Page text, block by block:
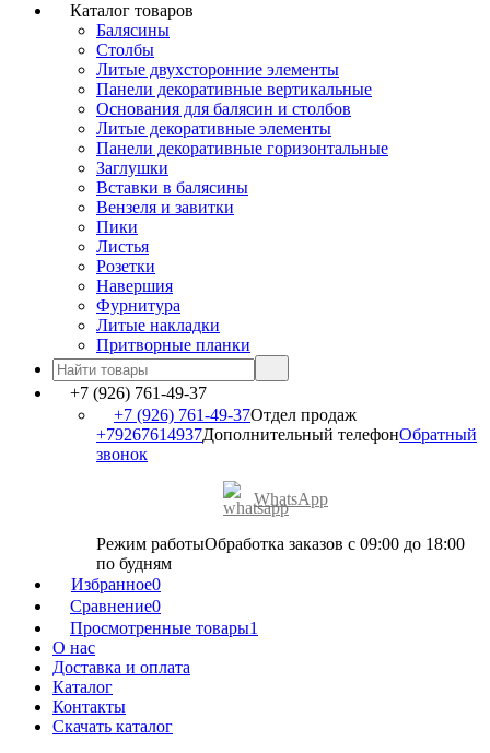
Каталог товаров
Балясины
Столбы
Литые двухсторонние элементы
Панели декоративные вертикальные
Основания для балясин и столбов
Литые декоративные элементы
Панели декоративные горизонтальные
Заглушки
Вставки в балясины
Вензеля и завитки
Пики
Листья
Розетки
Навершия
Фурнитура
Литые накладки
Притворные планки
+7 (926) 761-49-37
+7 (926) 761-49-37Отдел продаж
+79267614937Дополнительный телефонОбратный
звонок
WhatsApp
Режим работыОбработка заказов с 09:00 до 18:00
по будням
Избранное0
Сравнение0
Просмотренные товары1
О нас
Доставка и оплата
Каталог
Контакты
Скачать каталог